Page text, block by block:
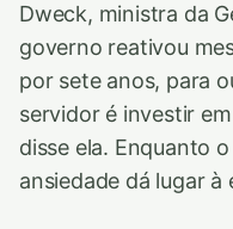
Dweck, ministra da
governo reativou
por sete anos, para
servidor é investir
disse ela. Enquanto
ansiedade dá lugar à